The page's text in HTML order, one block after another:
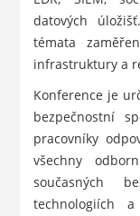
datových
témata
infrastruktury a
Konference je
bezpečnostní
pracovníky
všechny
současných
technologiích